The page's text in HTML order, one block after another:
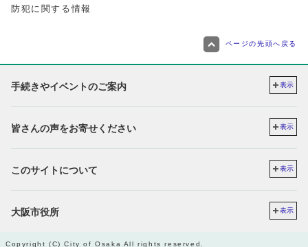
防犯に関する情報
ページの先頭へ戻る
手続きやイベントのご案内 表示
皆さんの声をお寄せください 表示
このサイトについて 表示
大阪市役所 表示
Copyright (C) City of Osaka All rights reserved.